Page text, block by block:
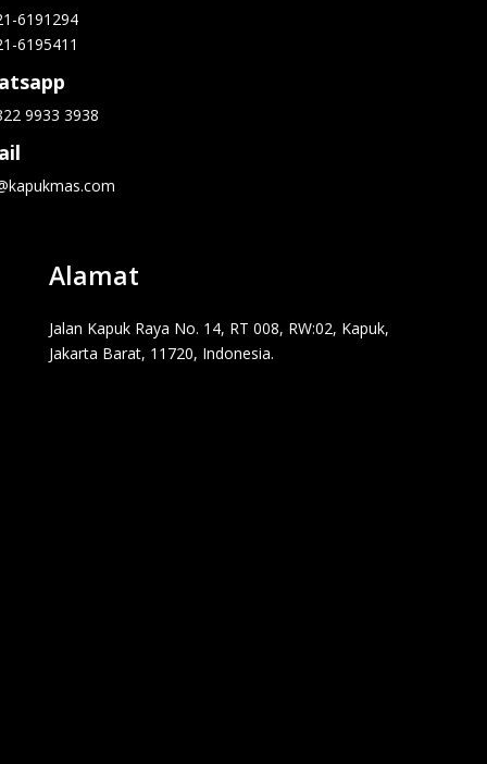
6191294
6195411
9933 3938
Alamat
Jalan Kapuk Raya No. 14, RT 008, RW:02, Kapuk,
Jakarta Barat, 11720, Indonesia.